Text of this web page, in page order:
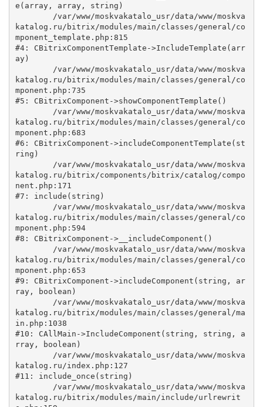
e(array, array, string)
katalog.ru/bitrix/modules/main/classes/general/co
mponent_template.php:815
#4: CBitrixComponentTemplate->IncludeTemplate(arr
ay)
katalog.ru/bitrix/modules/main/classes/general/co
mponent.php:735
#5: CBitrixComponent->showComponentTemplate()
katalog.ru/bitrix/modules/main/classes/general/co
mponent.php:683
#6: CBitrixComponent->includeComponentTemplate(st
ring)
katalog.ru/bitrix/components/bitrix/catalog/compo
nent.php:171
#7: include(string)
katalog.ru/bitrix/modules/main/classes/general/co
mponent.php:594
#8: CBitrixComponent->__includeComponent()
katalog.ru/bitrix/modules/main/classes/general/co
mponent.php:653
#9: CBitrixComponent->includeComponent(string, ar
ray, boolean)
katalog.ru/bitrix/modules/main/classes/general/ma
in.php:1038
#10: CAllMain->IncludeComponent(string, string, a
rray, boolean)
katalog.ru/index.php:127
#11: include_once(string)
katalog.ru/bitrix/modules/main/include/urlrewrit